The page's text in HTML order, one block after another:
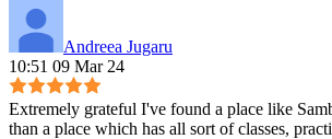
Andreea Jugaru
10:51 09 Mar 24
Extremely grateful I've found a place like
than a place which has all sort of classes,